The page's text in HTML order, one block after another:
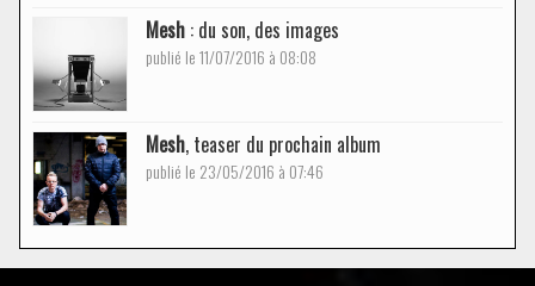
Mesh : du son, des images
publié le 11/07/2016 à 08:08
Mesh, teaser du prochain album
publié le 23/05/2016 à 07:46